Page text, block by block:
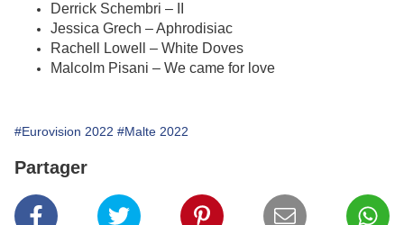
Derrick Schembri – II
Jessica Grech – Aphrodisiac
Rachell Lowell – White Doves
Malcolm Pisani – We came for love
#Eurovision 2022 #Malte 2022
Partager